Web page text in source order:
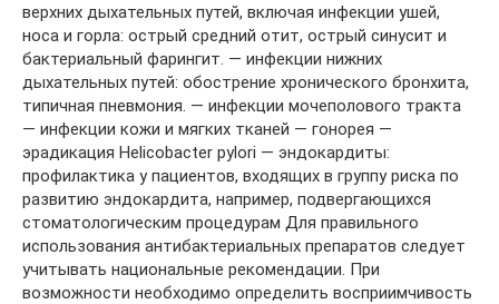
верхних дыхательных путей, включая инфекции ушей,
носа и горла: острый средний отит, острый синусит и
бактериальный фарингит. — инфекции нижних
дыхательных путей: обострение хронического бронхита,
типичная пневмония. — инфекции мочеполового тракта
— инфекции кожи и мягких тканей — гонорея —
эрадикация Helicobacter pylori — эндокардиты:
профилактика у пациентов, входящих в группу риска по
развитию эндокардита, например, подвергающихся
стоматологическим процедурам Для правильного
использования антибактериальных препаратов следует
учитывать национальные рекомендации. При
возможности необходимо определить восприимчивость